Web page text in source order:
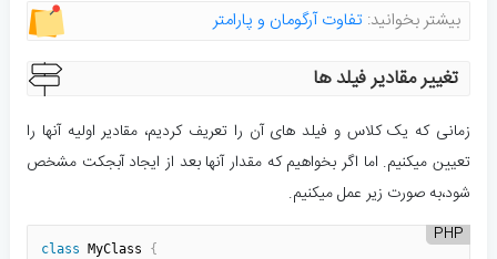
بیشتر بخوانید: تفاوت آرگومان و پارامتر
تغییر مقادیر فیلد ها
زمانی که یک کلاس و فیلد های آن را تعریف کردیم، مقادیر اولیه آنها را
تعیین میکنیم. اما اگر بخواهیم که مقدار آنها بعد از ایجاد آبجکت مشخص
شود،‌به صورت زیر عمل میکنیم.
PHP
class MyClass {